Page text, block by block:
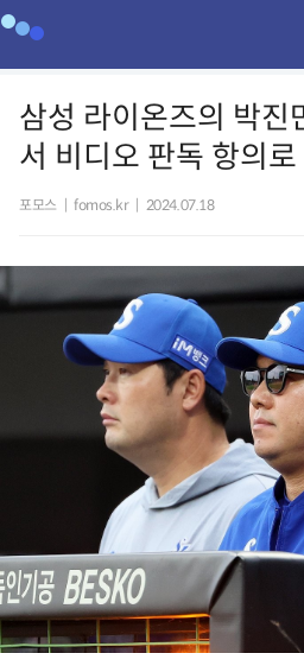
삼성 라이온즈의 박진
서 비디오 판독 항의로
포모스 fomos.kr 2024.07.18